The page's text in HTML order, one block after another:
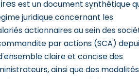
est un document synthétique
juridique concernant les
actionnaires au sein des
par actions (SCA)
claire et concise des
ainsi que des modalités